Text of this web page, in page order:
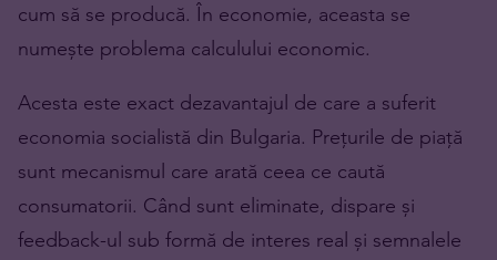
cum să se producă. În economie, aceasta se
numește problema calculului economic.
Acesta este exact dezavantajul de care a suferit
economia socialistă din Bulgaria. Prețurile de piață
sunt mecanismul care arată ceea ce caută
consumatorii. Când sunt eliminate, dispare și
feedback-ul sub formă de interes real și semnalele